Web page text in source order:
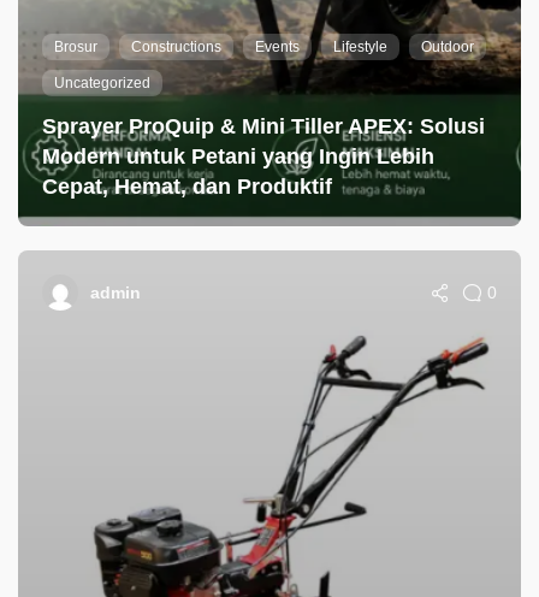
Brosur Constructions Events Lifestyle Outdoor
Uncategorized
Sprayer ProQuip & Mini Tiller APEX: Solusi
Modern untuk Petani yang Ingin Lebih
Cepat, Hemat, dan Produktif
admin 0